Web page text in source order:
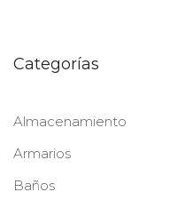
Categorías
Almacenamiento
Armarios
Baños